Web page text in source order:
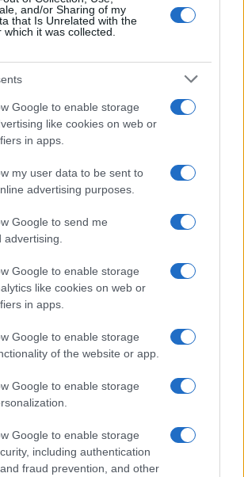
and/or Sharing of my
that Is Unrelated with the
it was collected.
Google to enable storage
like cookies on web or
in apps.
my user data to be sent to
advertising purposes.
Google to send me
Google to enable storage
like cookies on web or
in apps.
Google to enable storage
of the website or app.
Google to enable storage
Google to enable storage
including authentication
fraud prevention, and other
rojstvo
Zanimivosti
Koristi BIO CBD kapljic za pse
tista vrsta
Nakit je modni dodatek, ki pove